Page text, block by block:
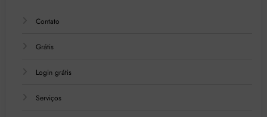
Contato
Grátis
Login grátis
Serviços